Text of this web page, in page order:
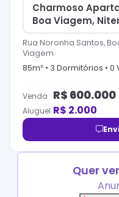
Charmoso
Boa Viagem,
Rua Noronha Santos,
Viagem
85m² • 3 Dormitórios • 0
Venda R$ 600.000
Aluguel R$ 2.000
Quer